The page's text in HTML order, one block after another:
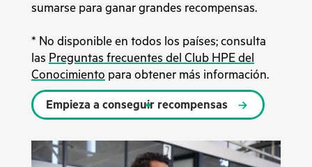
sumarse para ganar grandes recompensas.
* No disponible en todos los países; consulta
las Preguntas frecuentes del Club HPE del
Conocimiento para obtener más información.
Empieza a conseguir recompensas